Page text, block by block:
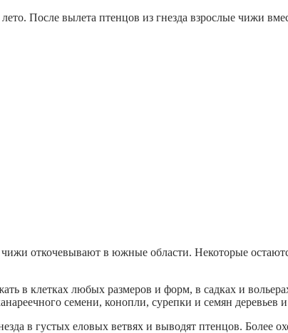
После вылета птенцов из гнезда взрослые чижи
откочевывают в южные области. Некоторые
в клетках любых размеров и форм, в садках и
семени, конопли, сурепки и семян деревьев
в густых еловых ветвях и выводят птенцов. Более